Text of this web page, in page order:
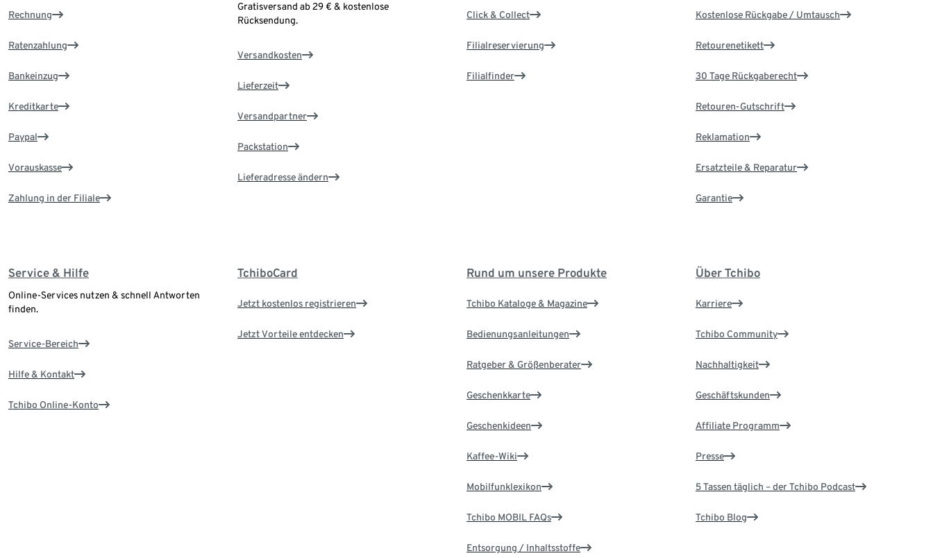
Rechnung
Ratenzahlung
Bankeinzug
Kreditkarte
Paypal
Vorauskasse
Zahlung in der Filiale
Gratisversand ab 29 € & kostenlose
Rücksendung.
Versandkosten
Lieferzeit
Versandpartner
Packstation
Lieferadresse ändern
Click & Collect
Filialreservierung
Filialfinder
Kostenlose Rückgabe / Umtausch
Retourenetikett
30 Tage Rückgaberecht
Retouren-Gutschrift
Reklamation
Ersatzteile & Reparatur
Garantie
Service & Hilfe
Online-Services nutzen & schnell Antworten
finden.
Service-Bereich
Hilfe & Kontakt
Tchibo Online-Konto
TchiboCard
Jetzt kostenlos registrieren
Jetzt Vorteile entdecken
Rund um unsere Produkte
Tchibo Kataloge & Magazine
Bedienungsanleitungen
Ratgeber & Größenberater
Geschenkkarte
Geschenkideen
Kaffee-Wiki
Mobilfunklexikon
Tchibo MOBIL FAQs
Entsorgung / Inhaltsstoffe
Über Tchibo
Karriere
Tchibo Community
Nachhaltigkeit
Geschäftskunden
Affiliate Programm
Presse
5 Tassen täglich – der Tchibo Podcast
Tchibo Blog